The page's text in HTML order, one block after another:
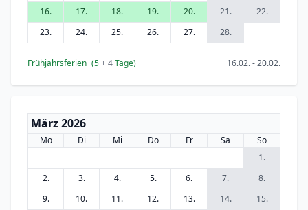
16.
17. 18. 19. 20. 21.
22.
23.
24. 25. 26. 27. 28.
Frühjahrsferien (5+ 4Tage) 16.02. - 20.02.
März 2026
Mo Di Mi Do Fr Sa
So
1.
2.
3. 4. 5. 6. 7.
8.
9.
10. 11. 12. 13. 14.
15.